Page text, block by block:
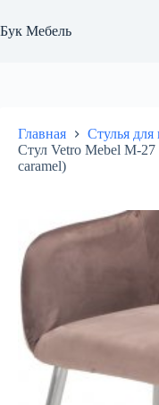
к
сути
Бук Мебель
Главная
Стулья для
Стул Vetro Mebel M-
caramel)